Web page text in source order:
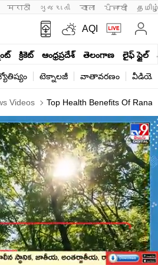
मराठी ગુજરાતી বাংলা ਪੰਜਾਬੀ
AQI
క్రికెట్ ఆంధ్రప్రదేశ్ తెలంగాణ లైఫ్ స్టైల్
టెక్నాలజీ వాతావరణం
Videos Top Health Benefits Of